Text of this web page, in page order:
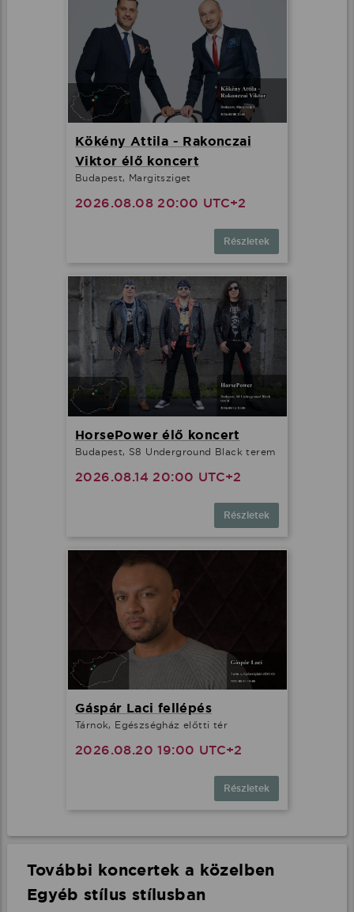
Kökény Attila - Rakonczai
Viktor élő koncert
Budapest, Margitsziget
2026.08.08 20:00 UTC+2
Részletek
HorsePower élő koncert
Budapest, S8 Underground Black terem
2026.08.14 20:00 UTC+2
Részletek
Gáspár Laci fellépés
Tárnok, Egészségház előtti tér
2026.08.20 19:00 UTC+2
Részletek
További koncertek a közelben
Egyéb stílus stílusban